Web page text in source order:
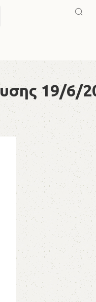
19/6/